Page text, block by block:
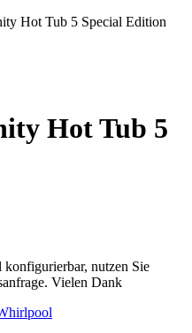
Hot Tub 5 Special Edition
Hot Tub 5
nutzen Sie
Vielen Dank